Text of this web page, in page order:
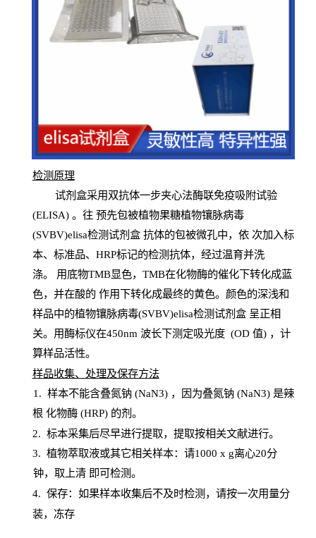
检测原理
试剂盒采用双抗体一步夹心法酶联免疫吸附试验
(ELISA) 。往 预先包被植物果糖植物镶脉病毒
(SVBV)elisa检测试剂盒抗体的包被微孔中，依 次加入标
本、标准品、 HRP标记的检测抗体，经过温育并洗
涤。 用底物TMB显色， TMB在化物酶的催化下转化成蓝
色，并在酸的 作用下转化成最终的黄色。颜色的深浅和
样品中的植物镶脉病毒(SVBV)elisa检测试剂盒呈正相
关。用酶标仪在450nm 波长下测定吸光度 (OD 值) ，计
算样品活性。
样品收集、处理及保存方法
1 . 样本不能含叠氮钠(NaN3) ，因为叠氮钠 (NaN3) 是辣
根 化物酶(HRP) 的剂。
2. 标本采集后尽早进行提取，提取按相关文献进行。
3. 植物萃取液或其它相关样本：请1000 x g离心20分
钟，取上清 即可检测。
4. 保存：如果样本收集后不及时检测，请按一次用量分
装，冻存